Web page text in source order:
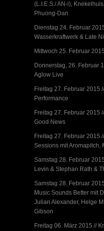
(L.I.E.S./ AN-i),
Phuong-Dan
Dienstag 24. Februar
Wasserkraftwerk & Late
Mittwoch 25. Februar
Donnerstag, 26. Februar
Aglow Live
Freitag 27. Februar 2015
Performance
Freitag 27. Februar 2015
Good News
Freitag 27. Februar 2015
Sessions mit Aromapitch,
Samstag 28. Februar
Levin & Stephan Rath &
Samstag 28. Februar
Music Sounds Better mit
Julian Alexander, Helge
Gibson
Freitag 06. März 2015 //